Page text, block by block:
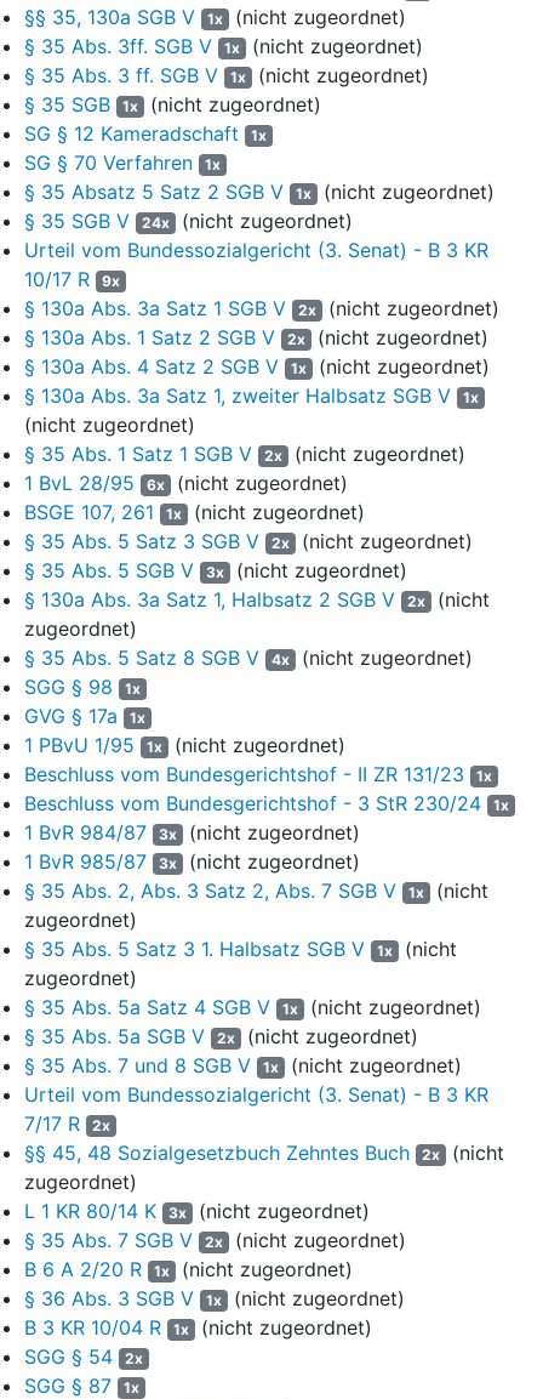
befindliche Arzneimittel von einem anderen Hersteller
übernommen hatte. Hypnorex® retard wird zudem noch von
Importeuren im Inland mit entsprechender eigener Zulassung
vertrieben.
7
In seiner Sitzung am 16. August 2022 beschloss der
Vorstand des Beklagten die Einleitung eines
Stellungnahmeverfahrens zur Anpassung von Festbeträgen für
fünf Wirkstoffe und der Aufhebung des Festbetrags für „Lithium“
(feste orale Darreichungsformen, verzögert freisetzend)
Retardtabletten (im Folgenden nur: Lithium) sowie zugleich von
Choriongonadotropin (einer anderen Festbetragsgruppe).
8
Dem entsprechenden Vorschlag lag zu Grunde, dass die
Überprüfung des Festbetragsmarkts mit dem Preis- und
Produktstand vom 1. Juli 2022 und den Verordnungsdaten des
Jahres 2021 ergeben habe, dass in sieben von insgesamt 444
Festbetragsgruppen Bedarf für eine Änderung der Festbeträge
auf Grund einer nicht ausreichend gesicherten Versorgung
bestehe. Die entsprechenden Daten für Lithium wiesen zum
Stichtag sechs pharmazeutische Unternehmer, importbereinigt
zwei, bei einem Marktanteil der Klägerin (Verordnungsdaten für
2021) von 85,98 % aus. 2021 waren zum Festbetrag 22,2 % der
Packungen und 0,08 % der Verordnungen verfügbar.
Zuzahlungsfreie Packungen waren nicht verfügbar. Als
verordnungsgewichtete Durchschnittswerte ergab sich ein Preis
von 44,94 Euro (bei einem Festbetrag von 37,10 Euro), was
einem Differenzbetrag von absolut 7,84 Euro oder relativ 21,13
% entsprach. Der Beklagte hat zudem die Folgen einer
Aufhebung des Festbetrags ermittelt. Bei insgesamt 434.300
Verordnungen (in 2021) und einem Gesamtumsatz von 19,52
Mio. Euro sollten sich hiernach Mehrbelastungen der
pharmazeutischen Unternehmer von 5,26 Mio. Euro (durch dann
wirksam werdende Herstellerabschläge nach § 130a SGB V
und Entlastungen der gesetzlichen Krankenkassen von 1,84
Mio. Euro sowie der Versicherten von 3,40 Mio. Euro ergeben.
Gemeinsam betrachtet mit der Aufhebung des Festbetrags für
Choriongonadotropin sollte die Mehrbelastung 5,8 Mio. Euro und
die Entlastung 3,6 Mio. Euro (Versicherte) bzw. 2,2 Mio. Euro
(Krankenkassen) betragen. Der Vorschlag enthielt ferner
folgende Darlegung:
9
„Aufgrund von Preiserhöhungen der pharmazeutischen
Unternehmer sind in beiden Gruppen dennoch aktuell
weniger als 20 % der Packungen bzw. 20 % der
Verordnungen aufzahlungsfrei verfügbar. Weitere
gruppenspezifische Analysen haben gezeigt, dass
jeweils einem pharmazeutischen Unternehmer eine
marktdominierende Stellung zukommt und Festbeträge
deshalb ihre preiswettbewerblich wirkende Funktion zur
Konkretisierung des Wirtschaftlichkeitsgebots nicht mehr
erfüllen können.“
§§ 35, 130a SGB V 1x (nicht zugeordnet)
§ 35 Abs. 3ff. SGB V
1x (nicht zugeordnet)
§ 35 Abs. 3 ff. SGB V
1x (nicht zugeordnet)
§ 35 SGB
1x (nicht zugeordnet)
SG § 12 Kameradschaft
1x
SG § 70 Verfahren 1x
§ 35 Absatz 5 Satz 2 SGB V 1x (nicht zugeordnet)
§ 35 SGB V
24x (nicht zugeordnet)
Urteil vom Bundessozialgericht (3. Senat) - B 3 KR
10/17 R
9x
§ 130a Abs. 3a Satz 1 SGB V 2x (nicht zugeordnet)
§ 130a Abs. 1 Satz 2 SGB V
2x (nicht zugeordnet)
§ 130a Abs. 4 Satz 2 SGB V
1x (nicht zugeordnet)
§ 130a Abs. 3a Satz 1, zweiter Halbsatz SGB V
1x
(nicht zugeordnet)
§ 35 Abs. 1 Satz 1 SGB V
2x (nicht zugeordnet)
1 BvL 28/95
6x (nicht zugeordnet)
BSGE 107, 261
1x (nicht zugeordnet)
§ 35 Abs. 5 Satz 3 SGB V
2x (nicht zugeordnet)
§ 35 Abs. 5 SGB V
3x (nicht zugeordnet)
§ 130a Abs. 3a Satz 1, Halbsatz 2 SGB V
2x (nicht
zugeordnet)
§ 35 Abs. 5 Satz 8 SGB V
4x (nicht zugeordnet)
SGG § 98
1x
GVG § 17a 1x
1 PBvU 1/95 1x (nicht zugeordnet)
Beschluss vom Bundesgerichtshof - II ZR 131/23
1x
Beschluss vom Bundesgerichtshof - 3 StR 230/24 1x
1 BvR 984/87 3x (nicht zugeordnet)
1 BvR 985/87
3x (nicht zugeordnet)
§ 35 Abs. 2, Abs. 3 Satz 2, Abs. 7 SGB V
1x (nicht
zugeordnet)
§ 35 Abs. 5 Satz 3 1. Halbsatz SGB V
1x (nicht
zugeordnet)
§ 35 Abs. 5a Satz 4 SGB V
1x (nicht zugeordnet)
§ 35 Abs. 5a SGB V
2x (nicht zugeordnet)
§ 35 Abs. 7 und 8 SGB V
1x (nicht zugeordnet)
Urteil vom Bundessozialgericht (3. Senat) - B 3 KR
7/17 R
2x
§§ 45, 48 Sozialgesetzbuch Zehntes Buch 2x (nicht
zugeordnet)
L 1 KR 80/14 K
3x (nicht zugeordnet)
§ 35 Abs. 7 SGB V
2x (nicht zugeordnet)
B 6 A 2/20 R
1x (nicht zugeordnet)
§ 36 Abs. 3 SGB V
1x (nicht zugeordnet)
B 3 KR 10/04 R
1x (nicht zugeordnet)
SGG § 54
2x
SGG § 87 1x